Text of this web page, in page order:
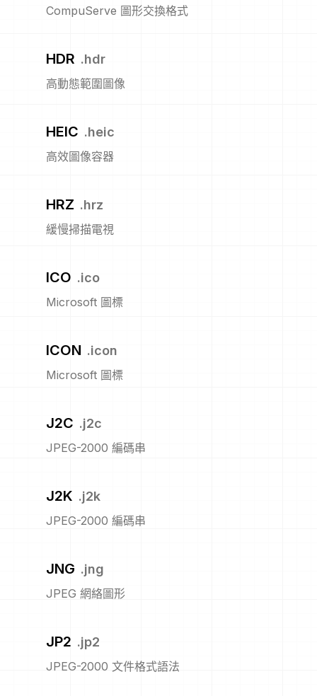
CompuServe 圖形交換格式
HDR .hdr
高動態範圍圖像
HEIC .heic
高效圖像容器
HRZ .hrz
緩慢掃描電視
ICO .ico
Microsoft 圖標
ICON .icon
Microsoft 圖標
J2C .j2c
JPEG-2000 編碼串
J2K .j2k
JPEG-2000 編碼串
JNG .jng
JPEG 網絡圖形
JP2 .jp2
JPEG-2000 文件格式語法